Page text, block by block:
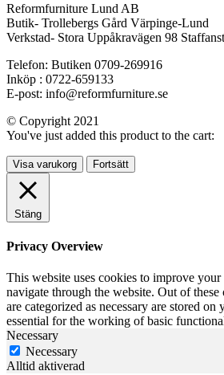
Reformfurniture Lund AB
Butik- Trollebergs Gård Värpinge-Lund
Verkstad- Stora Uppåkravägen 98
Telefon: Butiken 0709-269916
Inköp : 0722-659133
E-post: info@reformfurniture.se
© Copyright 2021
You've just added this product to the cart:
Visa varukorg Fortsätt
Stäng
Privacy Overview
This website uses cookies to improve
navigate through the website. Out of these
are categorized as necessary are stored on
essential for the working of basic
Necessary
Necessary
Alltid aktiverad